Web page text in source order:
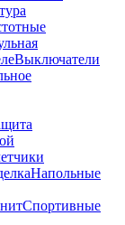
Выключатели
Напольные
Спортивные